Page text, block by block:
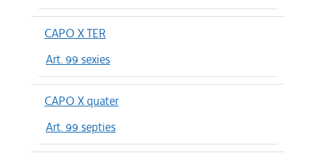
CAPO X TER
Art. 99 sexies
CAPO X quater
Art. 99 septies